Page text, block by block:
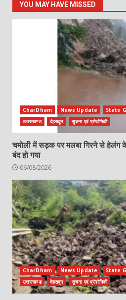
YOU MAY HAVE MISSED
CharDham News Update State
उत्तराखण्ड
देहरादून सुचना एवं प्रोद्योगिकी
चमोली में सड़क पर मलबा गिरने से हेलंग
बंद हो गया
06/08/2026
CharDham News Update State
उत्तराखण्ड
देहरादून सुचना एवं प्रोद्योगिकी